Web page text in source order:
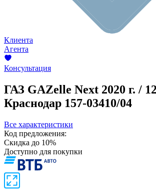
Клиента
Агента
Консультация
ГАЗ GAZelle Next 2020 г. /
Краснодар 157-03410/04
Все характеристики
Код предложения:
Скидка до 10%
Доступно для покупки